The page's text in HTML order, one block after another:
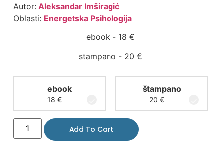
Autor: Aleksandar Imširagić
Oblasti: Energetska Psihologija
ebook - 18 €
stampano - 20 €
ebook
18 €
štampano
20 €
Add To Cart